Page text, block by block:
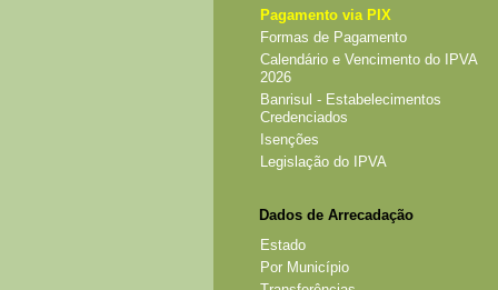
Pagamento via PIX
Formas de Pagamento
Calendário e Vencimento do IPVA
2026
Banrisul - Estabelecimentos
Credenciados
Isenções
Legislação do IPVA
Dados de Arrecadação
Estado
Por Município